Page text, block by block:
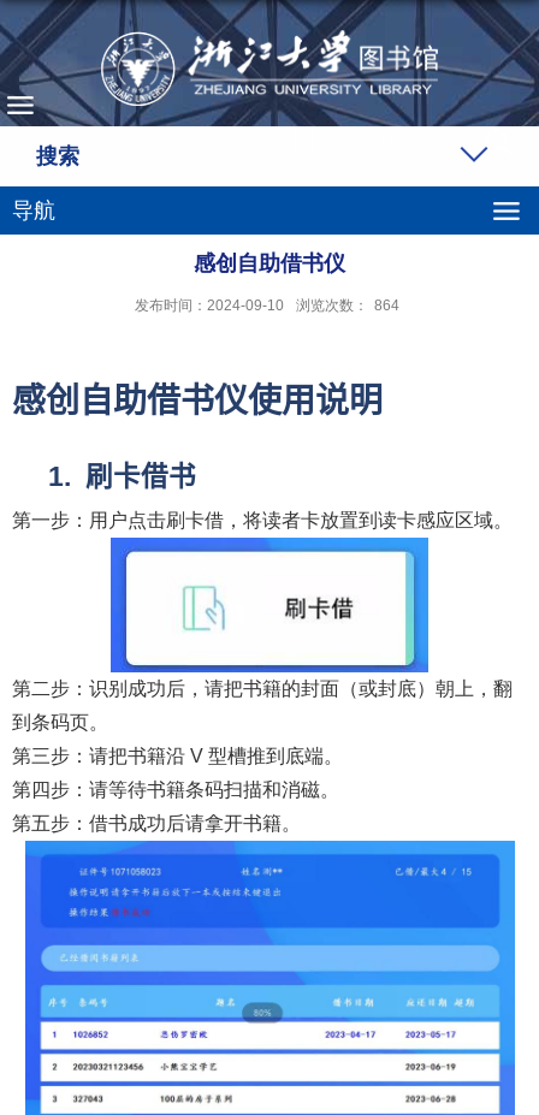
搜索
导航
感创自助借书仪
发布时间：2024-09-10 浏览次数： 864
感创自助借书仪使用说明
刷卡借书
第一步：用户点击刷卡借，将读者卡放置到读卡感应区域。
第二步：识别成功后，请把书籍的封面（或封底）朝上，翻
到条码页。
第三步：请把书籍沿 V 型槽推到底端。
第四步：请等待书籍条码扫描和消磁。
第五步：借书成功后请拿开书籍。